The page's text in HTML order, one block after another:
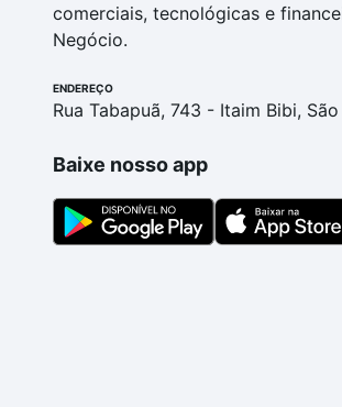
comerciais, tecnológicas e
Negócio.
ENDEREÇO
Rua Tabapuã, 743 - Itaim Bibi,
Baixe nosso app